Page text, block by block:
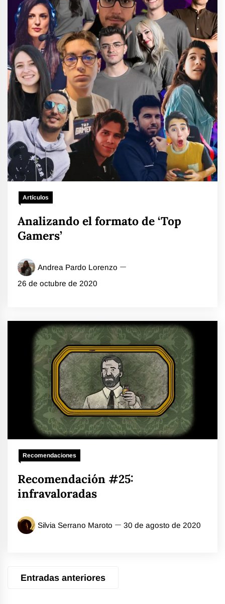
Artículos
Analizando el formato de ‘Top
Gamers’
Andrea Pardo Lorenzo
26 de octubre de 2020
Recomendaciones
Recomendación #25:
infravaloradas
Silvia Serrano Maroto 30 de agosto de 2020
Navegación
Entradas anteriores